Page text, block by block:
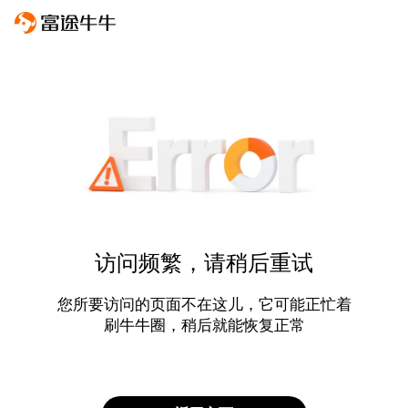
访问频繁，请稍后重试
您所要访问的页面不在这儿，它可能正忙着
刷牛牛圈，稍后就能恢复正常